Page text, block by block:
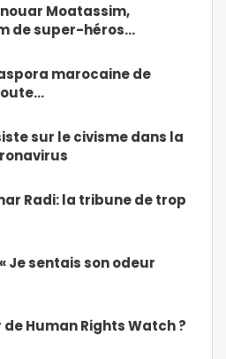
Moatassim,
de super-héros…
marocaine de
sur le civisme dans la
Radi: la tribune de trop
Je sentais son odeur
Human Rights Watch ?